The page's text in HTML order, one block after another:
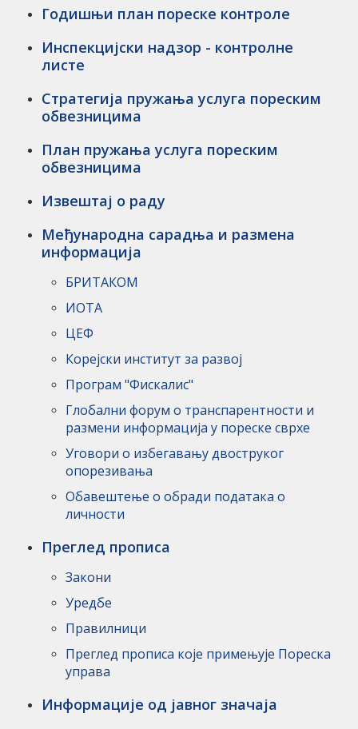
Годишњи план пореске контроле
Инспекцијски надзор - контролне
листе
Стратегија пружања услуга пореским
обвезницима
План пружања услуга пореским
обвезницима
Извештај о раду
Међународна сарадња и размена
информација
БРИТАКОМ
ИОТА
ЦЕФ
Корејски институт за развој
Програм "Фискалис"
Глобални форум о транспарентности и
размени информација у пореске сврхе
Уговори о избегавању двоструког
опорезивања
Обавештење о обради података о
личности
Преглед прописа
Закони
Уредбе
Правилници
Преглед прописа које примењује Пореска
управа
Информaције од јавног значаја